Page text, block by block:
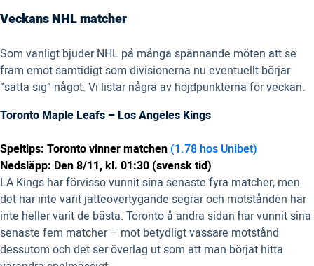
Veckans NHL matcher
Som vanligt bjuder NHL på många spännande möten att se
fram emot samtidigt som divisionerna nu eventuellt börjar
”sätta sig” något. Vi listar några av höjdpunkterna för veckan.
Toronto Maple Leafs – Los Angeles Kings
Speltips: Toronto vinner matchen (1.78 hos Unibet)
Nedsläpp: Den 8/11, kl. 01:30 (svensk tid)
LA Kings har förvisso vunnit sina senaste fyra matcher, men
det har inte varit jätteövertygande segrar och motstånden har
inte heller varit de bästa. Toronto å andra sidan har vunnit sina
senaste fem matcher – mot betydligt vassare motstånd
dessutom och det ser överlag ut som att man börjat hitta